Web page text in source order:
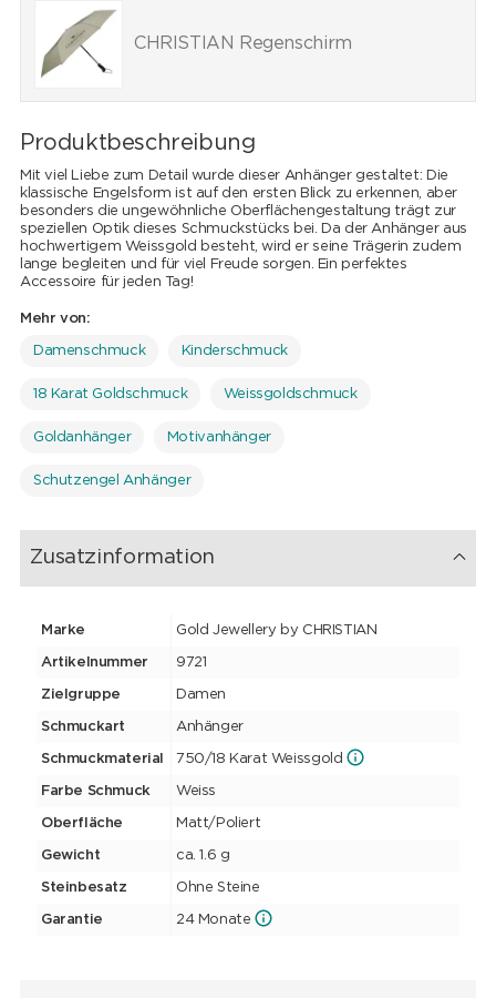
CHRISTIAN Regenschirm
Produktbeschreibung
Mit viel Liebe zum Detail wurde dieser Anhänger gestaltet: Die
klassische Engelsform ist auf den ersten Blick zu erkennen, aber
besonders die ungewöhnliche Oberflächengestaltung trägt zur
speziellen Optik dieses Schmuckstücks bei. Da der Anhänger aus
hochwertigem Weissgold besteht, wird er seine Trägerin zudem
lange begleiten und für viel Freude sorgen. Ein perfektes
Accessoire für jeden Tag!
Mehr von:
Damenschmuck Kinderschmuck
18 Karat Goldschmuck Weissgoldschmuck
Goldanhänger Motivanhänger
Schutzengel Anhänger
Zusatzinformation
Marke Gold Jewellery by CHRISTIAN
Artikelnummer 9721
Zielgruppe Damen
Schmuckart Anhänger
Schmuckmaterial 750/18 Karat Weissgold
Farbe Schmuck Weiss
Oberfläche Matt/Poliert
Gewicht ca. 1.6 g
Steinbesatz Ohne Steine
Garantie 24 Monate